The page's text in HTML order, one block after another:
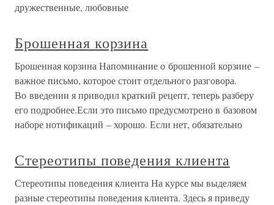
дружественные, любовные
Брошенная корзина
Брошенная корзина Напоминание о брошенной корзине –
важное письмо, которое стоит отдельного разговора.
Во введении я приводил краткий рецепт, теперь разберу
его подробнее.Если это письмо предусмотрено в базовом
наборе нотификаций – хорошо. Если нет, обязательно
Стереотипы поведения клиента
Стереотипы поведения клиента На курсе мы выделяем
разные стереотипы поведения клиента. Здесь я приведу